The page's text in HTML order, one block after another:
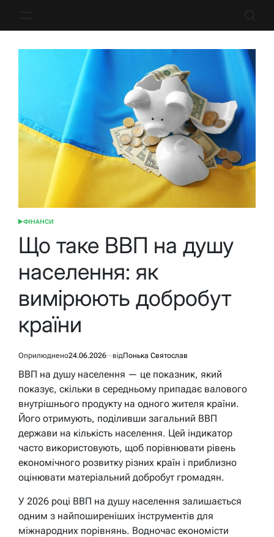
ОПУБЛІКУВАТИ
ФІНАНСИ
Що таке ВВП на душу
населення: як
вимірюють добробут
країни
Оприлюднено24.06.2026 відПонька Святослав
ВВП на душу населення — це показник, який
показує, скільки в середньому припадає валового
внутрішнього продукту на одного жителя країни.
Його отримують, поділивши загальний ВВП
держави на кількість населення. Цей індикатор
часто використовують, щоб порівнювати рівень
економічного розвитку різних країн і приблизно
оцінювати матеріальний добробут громадян.
У 2026 році ВВП на душу населення залишається
одним з найпоширеніших інструментів для
міжнародних порівнянь. Водночас економісти